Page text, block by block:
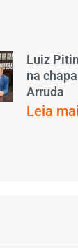
Luiz
na
Arruda
Leia